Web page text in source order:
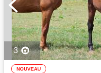
3
NOUVEAU